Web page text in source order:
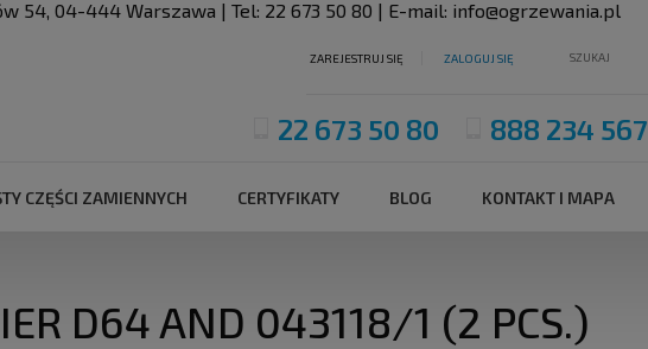
54, 04-444 Warszawa | Tel: 22 673 50 80 | E-mail: info@ogrzewania.pl
ZAREJESTRUJ SIĘ ZALOGUJ SIĘ
22 673 50 80 888 234 567
CZĘŚCI ZAMIENNYCH CERTYFIKATY BLOG KONTAKT I MAPA
D64 AND 043118/1 (2 PCS.)